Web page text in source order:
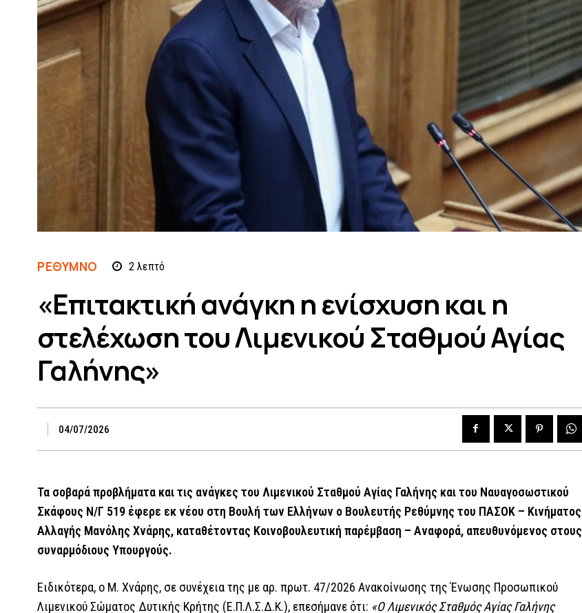
ΡΈΘΥΜΝΟ 2λεπτό
«Επιτακτική ανάγκη η ενίσχυση και η
στελέχωση του Λιμενικού Σταθμού Αγίας
Γαλήνης»
04/07/2026
Τα σοβαρά προβλήματα και τις ανάγκες του Λιμενικού Σταθμού Αγίας Γαλήνης και του Ναυαγοσωστικού
Σκάφους Ν/Γ 519 έφερε εκ νέου στη Βουλή των Ελλήνων ο Βουλευτής Ρεθύμνης του ΠΑΣΟΚ – Κινήματος
Αλλαγής Μανόλης Χνάρης, καταθέτοντας Κοινοβουλευτική παρέμβαση – Αναφορά, απευθυνόμενος στους
συναρμόδιους Υπουργούς.
Ειδικότερα, ο Μ. Χνάρης, σε συνέχεια της με αρ. πρωτ. 47/2026 Ανακοίνωσης της Ένωσης Προσωπικού
Λιμενικού Σώματος Δυτικής Κρήτης (Ε.Π.Λ.Σ.Δ.Κ.), επεσήμανε ότι: «Ο Λιμενικός Σταθμός Αγίας Γαλήνης